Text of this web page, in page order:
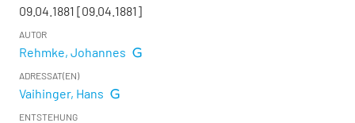
09.04.1881 [09.04.1881]
AUTOR
Rehmke, Johannes
ADRESSAT(EN)
Vaihinger, Hans
ENTSTEHUNG